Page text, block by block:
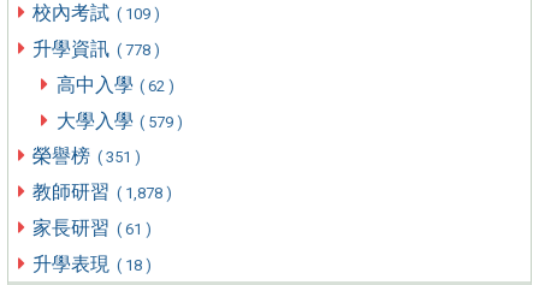
校內考試 ( 109 )
升學資訊 ( 778 )
高中入學 ( 62 )
大學入學 ( 579 )
榮譽榜 ( 351 )
教師研習 ( 1,878 )
家長研習 ( 61 )
升學表現 ( 18 )